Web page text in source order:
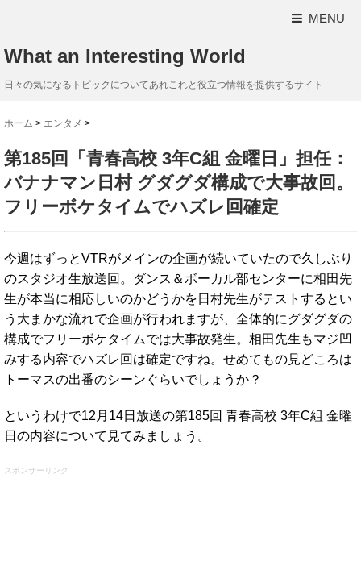
MENU
What an Interesting World
日々の気になるトピックについてあれこれと役立つ情報を提供するサイト
ホーム > エンタメ >
第185回「青春高校 3年C組 金曜日」担任：
バナナマン日村 グダグダ構成で大事故回。
フリーボケタイムでハズレ回確定
今週はずっとVTRがメインの企画が続いていたので久しぶり
のスタジオ生放送回。ダンス＆ボーカル部センターに相田先
生が本当に相応しいのかどうかを日村先生がテストするとい
う大まかな流れで企画が行われますが、全体的にグダグダの
構成でフリーボケタイムでは大事故発生。相田先生もマジ凹
みする内容でハズレ回は確定ですね。せめてもの見どころは
トーマスの出番のシーンぐらいでしょうか？
というわけで12月14日放送の第185回 青春高校 3年C組 金曜
日の内容について見てみましょう。
スポンサーリンク